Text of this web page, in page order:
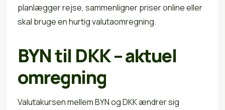
planlægger rejse, sammenligner priser online eller
skal bruge en hurtig valutaomregning.
BYN til DKK – aktuel
omregning
Valutakursen mellem BYN og DKK ændrer sig